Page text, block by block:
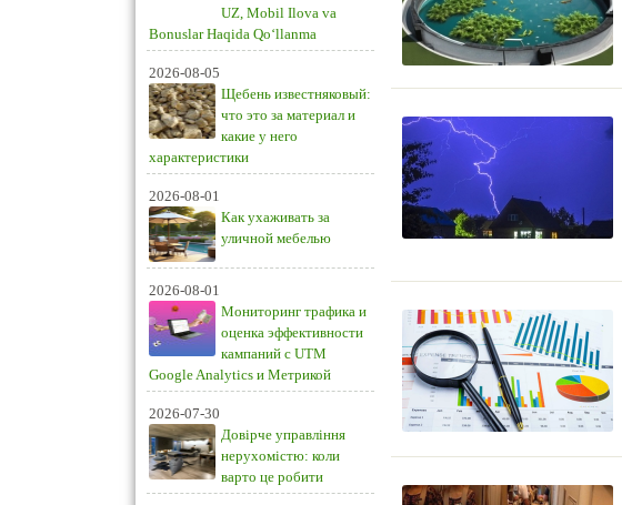
UZ, Mobil Ilova va
Bonuslar Haqida Qo‘llanma
2026-08-05
Щебень известняковый:
что это за материал и
какие у него
характеристики
2026-08-01
Как ухаживать за
уличной мебелью
2026-08-01
Мониторинг трафика и
оценка эффективности
кампаний с UTM
Google Analytics и Метрикой
2026-07-30
Довірче управління
нерухомістю: коли
варто це робити